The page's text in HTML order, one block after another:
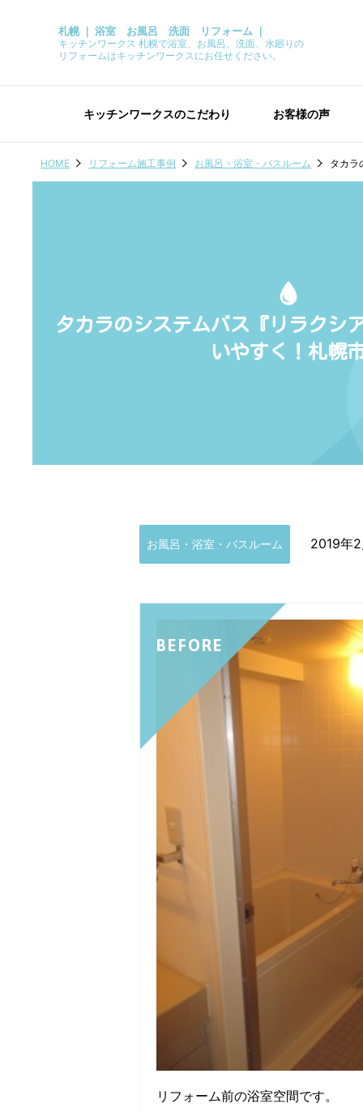
札幌 ｜ 浴室 お風呂 洗面 リフォーム ｜
キッチンワークス 札幌で浴室、お風呂、洗面、水廻りの
リフォームはキッチンワークスにお任せください。
キッチンワークスのこだわり お客様の声
HOME リフォーム施工事例 お風呂・浴室・バスルーム タカラ
タカラのシステムバス『リラクシ
いやすく！札幌
お風呂・浴室・バスルーム 2019年
BEFORE
リフォーム前の浴室空間です。